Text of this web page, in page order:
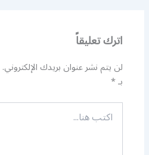
اترك تعليقاً
لن يتم نشر عنوان بريدك الإلكتروني.
بـ*
اكتب
هنا...